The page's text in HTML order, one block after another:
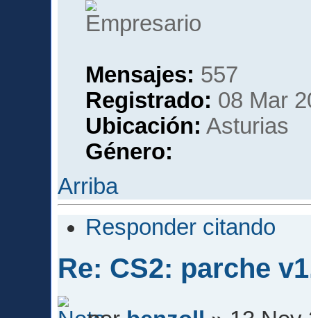
Mensajes: 557
Registrado: 08 Mar
Ubicación: Asturias
Género:
Arriba
Responder citando
Re: CS2: parche